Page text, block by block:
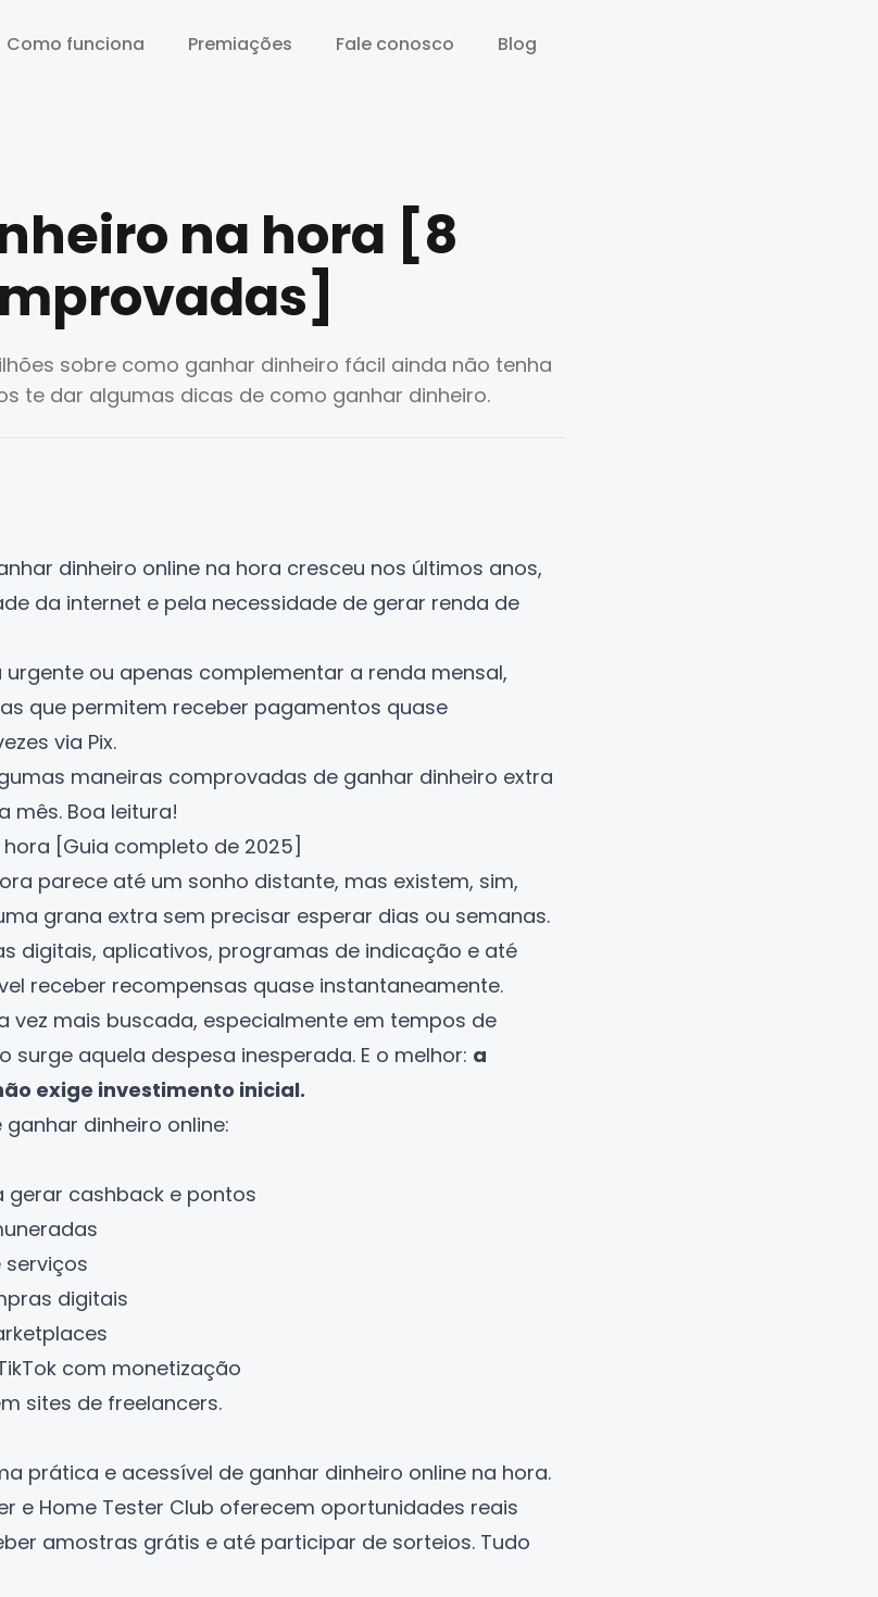
Como funciona Premiações Fale conosco Blog
Como funciona Premiações Fale conosco Blog
na hora [8
sobre como ganhar dinheiro fácil ainda não tenha
te dar algumas dicas de como ganhar dinheiro.
dinheiro online na hora cresceu nos últimos anos,
da internet e pela necessidade de gerar renda de
ou apenas complementar a renda mensal,
que permitem receber pagamentos quase
via Pix.
maneiras comprovadas de ganhar dinheiro extra
mês. Boa leitura!
[Guia completo de 2025]
parece até um sonho distante, mas existem, sim,
grana extra sem precisar esperar dias ou semanas.
digitais, aplicativos, programas de indicação e até
receber recompensas quase instantaneamente.
vez mais buscada, especialmente em tempos de
aquela despesa inesperada. E o melhor: a
exige investimento inicial.
dinheiro online:
cashback e pontos
digitais
com monetização
sites de freelancers.
prática e acessível de ganhar dinheiro online na hora.
e Home Tester Club oferecem oportunidades reais
amostras grátis e até participar de sorteios. Tudo